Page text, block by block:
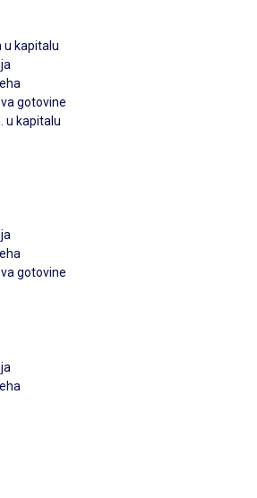
u kapitalu
gotovine
u kapitalu
gotovine